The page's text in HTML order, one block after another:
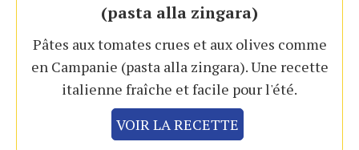
(pasta alla zingara)
Pâtes aux tomates crues et aux olives comme
en Campanie (pasta alla zingara). Une recette
italienne fraîche et facile pour l'été.
VOIR LA RECETTE